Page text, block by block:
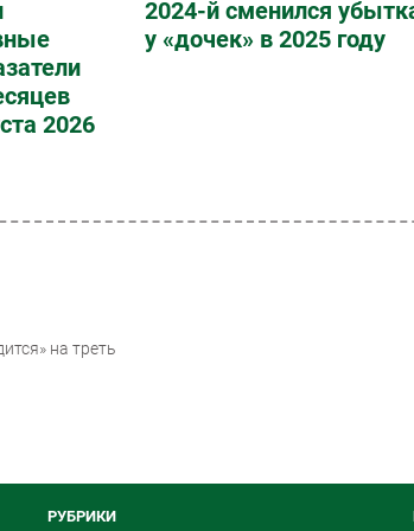
2026
2024-й сменился
у «дочек» в 2025 году
на треть
РУБРИКИ